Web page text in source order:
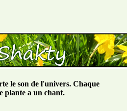
le son de l'univers. Chaque
plante a un chant.